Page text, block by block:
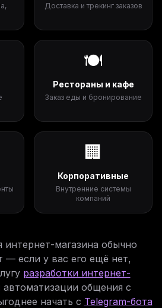
Доставка и трекинг заказов
🍽️
Рестораны и кафе
Заказ еды и бронирование
🏢
Корпоративные
Внутренние системы
компаний
магазина обычно
— если у вас его ещё нет,
разработки интернет-
автоматизации общения с
начать с Telegram-бота